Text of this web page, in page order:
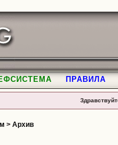
ПРАВИЛА
> Архив